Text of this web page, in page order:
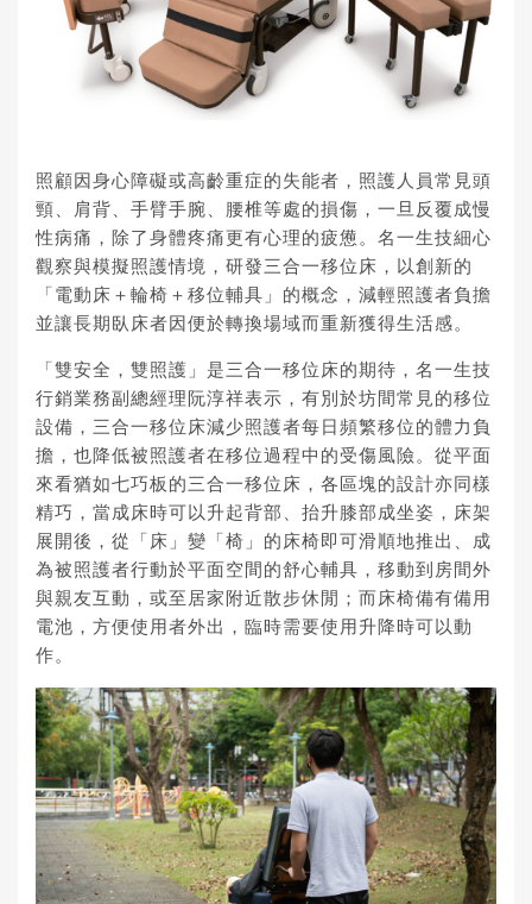
照顧因身心障礙或高齡重症的失能者，照護人員常見頭
頸、肩背、手臂手腕、腰椎等處的損傷，一旦反覆成慢
性病痛，除了身體疼痛更有心理的疲憊。名一生技細心
觀察與模擬照護情境，研發三合一移位床 ，以創新的
「電動床＋輪椅＋移位輔具」的概念，減輕照護者負擔
並讓長期臥床者因便於轉換場域而重新獲得生活感。
「雙安全，雙照護」是三合一移位床的期待，名一生技
行銷業務副總經理阮淳祥表示，有別於坊間常見的移位
設備，三合一移位床減少照護者每日頻繁移位的體力負
擔，也降低被照護者在移位過程中的受傷風險。從平面
來看猶如七巧板的三合一移位床，各區塊的設計亦同樣
精巧，當成床時可以升起背部、抬升膝部成坐姿，床架
展開後，從「床」變「椅」的床椅即可滑順地推出、成
為被照護者行動於平面空間的舒心輔具，移動到房間外
與親友互動，或至居家附近散步休閒；而床椅備有備用
電池，方便使用者外出，臨時需要使用升降時可以動
作。